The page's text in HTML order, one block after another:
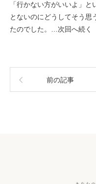
「行かない方がいいよ」
とないのにどうしてそう思
たのでした。…次回へ続く
前の記事